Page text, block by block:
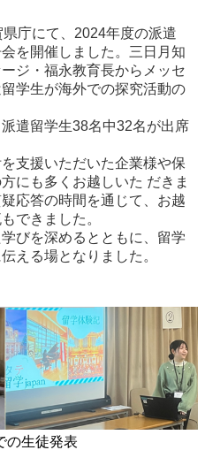
庁にて、2024年度の派遣
を開催しました。三日月知
ジ・福永教育長からメッセ
学生が海外での探究活動の
派遣留学生38名中32名が出席
支援いただいた企業様や保
にも多くお越しいた だきま
応答の時間を通じて、お越
できました。
びを深めるとともに、留学
える場となりました。
の生徒発表